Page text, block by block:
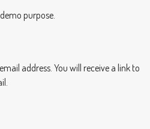
purpose.
address. You will receive a link to